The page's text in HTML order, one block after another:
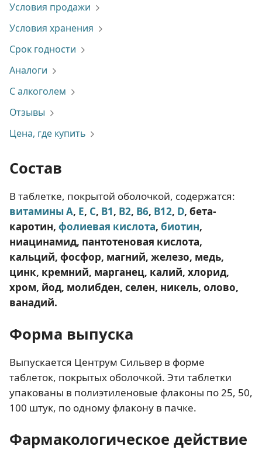
Условия продажи
Условия хранения
Срок годности
Аналоги
С алкоголем
Отзывы
Цена, где купить
Состав
В таблетке, покрытой оболочкой, содержатся:
витаминыA, Е, С, В1, В2, В6, В12, D, бета-
каротин, фолиевая кислота, биотин,
ниацинамид, пантотеновая кислота,
кальций, фосфор, магний, железо, медь,
цинк, кремний, марганец, калий, хлорид,
хром, йод, молибден, селен, никель, олово,
ванадий.
Форма выпуска
Выпускается Центрум Сильвер в форме
таблеток, покрытых оболочкой. Эти таблетки
упакованы в полиэтиленовые флаконы по 25, 50,
100 штук, по одному флакону в пачке.
Фармакологическое действие